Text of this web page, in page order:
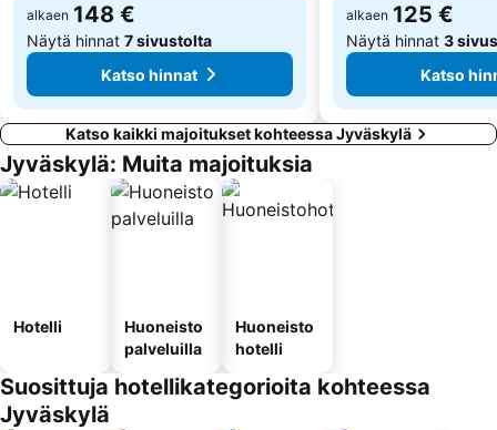
alkaen 148 €
Näytä hinnat 7 sivustolta
Katso hinnat
alkaen 125 €
Näytä hinnat 3
Katso
Katso kaikki majoitukset kohteessa Jyväskylä
Jyväskylä: Muita majoituksia
Hotelli
Huoneisto
palveluilla
Huoneisto
hotelli
Suosittuja hotellikategorioita kohteessa
Jyväskylä